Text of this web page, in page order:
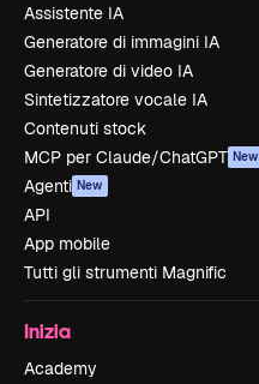
Assistente IA
Generatore di immagini IA
Generatore di video IA
Sintetizzatore vocale IA
Contenuti stock
MCP per Claude/ChatGPT New
Agenti New
API
App mobile
Tutti gli strumenti Magnific
Inizia
Academy